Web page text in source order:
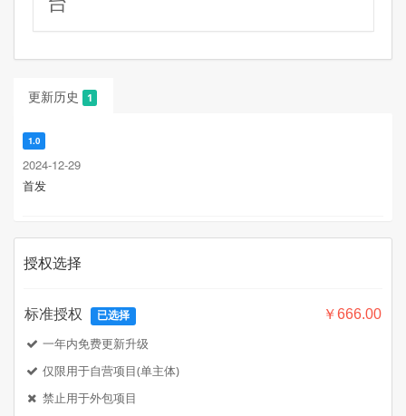
更新历史 1
1.0
2024-12-29
首发
授权选择
标准授权 已选择 ￥666.00
一年内免费更新升级
仅限用于自营项目(单主体)
禁止用于外包项目